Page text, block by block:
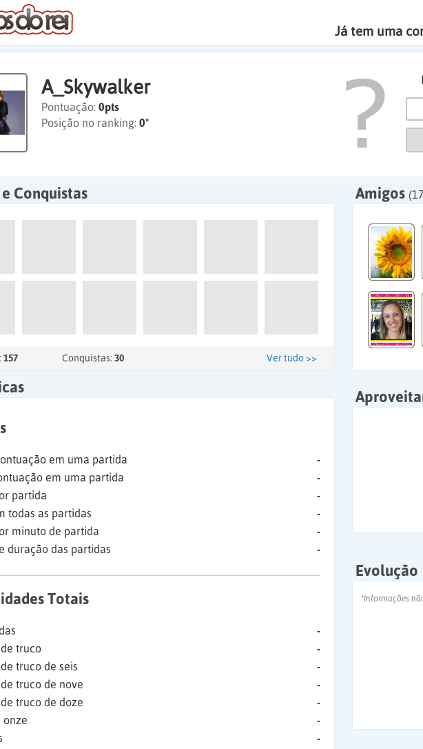
Já tem uma
A_Skywalker
Pontuação: 0pts
Posição no ranking: 0º
Conquistas
157 Conquistas: 30 Ver tudo >>
Amigos
em uma partida
-
em uma partida
-
partida
-
todas as partidas
-
minuto de partida
-
duração das partidas
-
Totais
-
truco
-
truco de seis
-
truco de nove
-
truco de doze
-
onze
-
-
Evolução
*Informações